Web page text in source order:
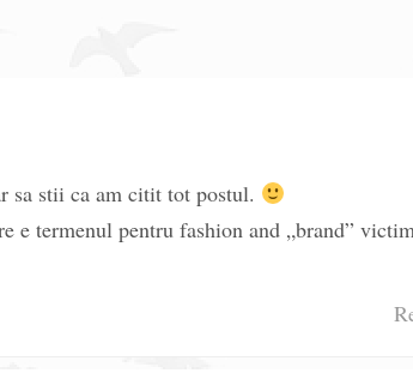
sa stii ca am citit tot postul.
e termenul pentru fashion and „brand”